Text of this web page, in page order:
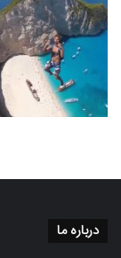
درباره ما